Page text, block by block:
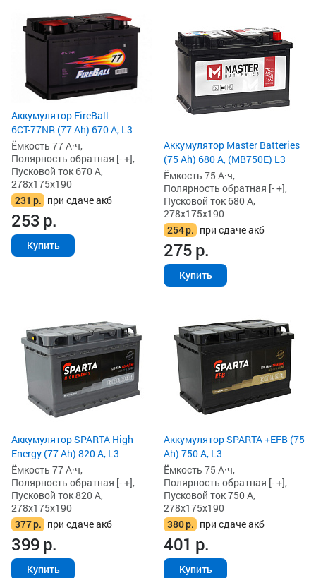
Аккумулятор FireBall
6СТ-77NR (77 Ah) 670 А, L3
Ёмкость 77 А·ч,
Полярность обратная [- +],
Пусковой ток 670 А,
278x175x190
231 р. при сдаче акб
253р.
Купить
Аккумулятор Master Batteries
(75 Ah) 680 А, (MB750E) L3
Ёмкость 75 А·ч,
Полярность обратная [- +],
Пусковой ток 680 А,
278x175x190
254р. при сдаче акб
275р.
Купить
Аккумулятор SPARTA High
Energy (77 Ah) 820 А, L3
Ёмкость 77 А·ч,
Полярность обратная [- +],
Пусковой ток 820 А,
278x175x190
377р. при сдаче акб
399р.
Купить
Аккумулятор SPARTA +EFB (75
Ah) 750 А, L3
Ёмкость 75 А·ч,
Полярность обратная [- +],
Пусковой ток 750 А,
278x175x190
380р. при сдаче акб
401 р.
Купить